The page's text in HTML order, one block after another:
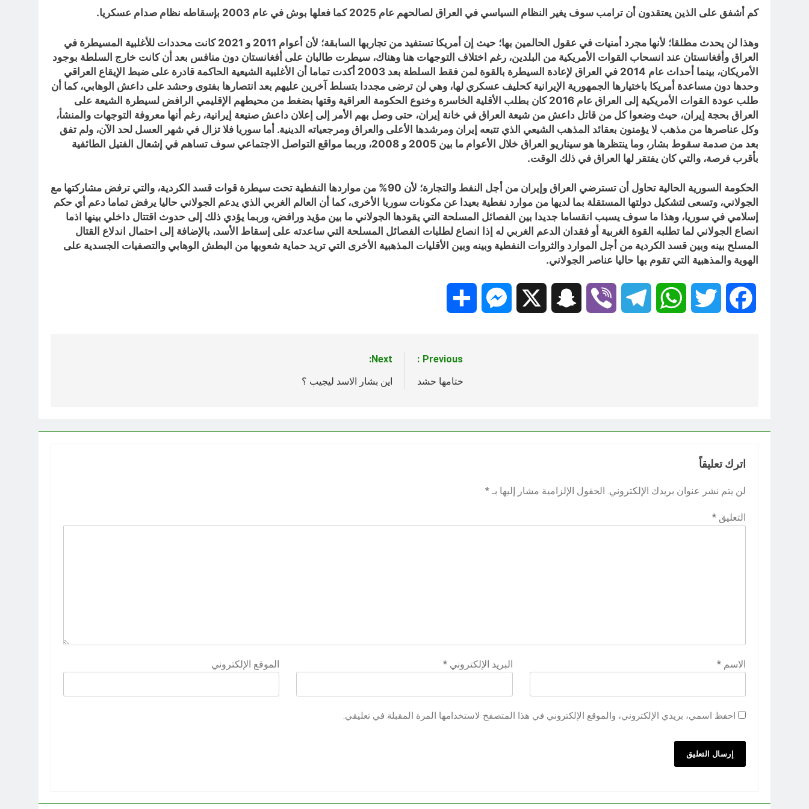
كم أشفق على الذين يعتقدون أن ترامب سوف يغير النظام السياسي في العراق لصالحهم عام 2025 كما فعلها بوش في عام 2003 بإسقاطه نظام صدام عسكريا.
وهذا لن يحدث مطلقا؛ لأنها مجرد أمنيات في عقول الحالمين بها؛ حيث إن أمريكا تستفيد من تجاربها السابقة؛ لأن أعوام 2011 و 2021 كانت محددات للأغلبية المسيطرة في
العراق وأفغانستان عند انسحاب القوات الأمريكية من البلدين، رغم اختلاف التوجهات هنا وهناك، سيطرت طالبان على أفغانستان دون منافس بعد أن كانت خارج السلطة بوجود
الأمريكان، بينما أحداث عام 2014 في العراق لإعادة السيطرة بالقوة لمن فقط السلطة بعد 2003 أكدت تماما أن الأغلبية الشيعية الحاكمة قادرة على ضبط الإيقاع العراقي
وحدها دون مساعدة أمريكا باختيارها الجمهورية الإيرانية كحليف عسكري لها، وهي لن ترضى مجددا بتسلط آخرين عليهم بعد انتصارها بفتوى وحشد على داعش الوهابي، كما أن
طلب عودة القوات الأمريكية إلى العراق عام 2016 كان بطلب الأقلية الخاسرة وخنوع الحكومة العراقية وقتها بضغط من محيطهم الإقليمي الرافض لسيطرة الشيعة على
العراق بحجة إيران، حيث وضعوا كل من قاتل داعش من شيعة العراق في خانة إيران، حتى وصل بهم الأمر إلى إعلان داعش صنيعة إيرانية، رغم أنها معروفة التوجهات والمنشأ،
وكل عناصرها من مذهب لا يؤمنون بعقائد المذهب الشيعي الذي تتبعه إيران ومرشدها الأعلى والعراق ومرجعياته الدينية. أما سوريا فلا تزال في شهر العسل لحد الآن، ولم تفق
بعد من صدمة سقوط بشار، وما ينتظرها هو سيناريو العراق خلال الأعوام ما بين 2005 و 2008، وربما مواقع التواصل الاجتماعي سوف تساهم في إشعال الفتيل الطائفية
بأقرب فرصة، والتي كان يفتقر لها العراق في ذلك الوقت.
الحكومة السورية الحالية تحاول أن تسترضي العراق وإيران من أجل النفط والتجارة؛ لأن 90% من مواردها النفطية تحت سيطرة قوات قسد الكردية، والتي ترفض مشاركتها مع
الجولاني، وتسعى لتشكيل دولتها المستقلة بما لديها من موارد نفطية بعيدا عن مكونات سوريا الأخرى، كما أن العالم الغربي الذي يدعم الجولاني حاليا يرفض تماما دعم أي حكم
إسلامي في سوريا، وهذا ما سوف يسبب انقساما جديدا بين الفصائل المسلحة التي يقودها الجولاني ما بين مؤيد ورافض، وربما يؤدي ذلك إلى حدوث اقتتال داخلي بينها اذما
انصاع الجولاني لما تطلبه القوة الغربية أو فقدان الدعم الغربي له إذا انصاع لطلبات الفصائل المسلحة التي ساعدته على إسقاط الأسد، بالإضافة إلى احتمال اندلاع القتال
المسلح بينه وبين قسد الكردية من أجل الموارد والثروات النفطية وبينه وبين الأقليات المذهبية الأخرى التي تريد حماية شعوبها من البطش الوهابي والتصفيات الجسدية على
الهوية والمذهبية التي تقوم بها حاليا عناصر الجولاني.
Facebook
Twitter
WhatsApp
Telegram
Viber
Snapchat
Messenger
Previous:
ختامها حشد
Next:
اين بشار الاسد ليجيب ؟
اترك تعليقاً
لن يتم نشر عنوان بريدك الإلكتروني. الحقول الإلزامية مشار إليها بـ *
التعليق *
الاسم * البريد الإلكتروني* الموقع الإلكتروني
احفظ اسمي، بريدي الإلكتروني، والموقع الإلكتروني في هذا المتصفح لاستخدامها المرة المقبلة في تعليقي.